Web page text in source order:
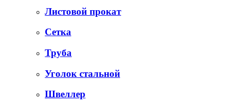
Листовой прокат
Сетка
Труба
Уголок стальной
Швеллер